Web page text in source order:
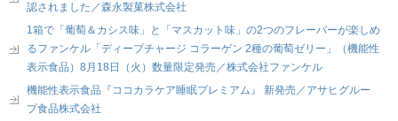
認されました／森永製菓株式会社
1箱で「葡萄＆カシス味」と「マスカット味」の2つのフレーバーが楽しめ
るファンケル「ディープチャージ コラーゲン 2種の葡萄ゼリー」（機能性
表示食品）8月18日（火）数量限定発売／株式会社ファンケル
機能性表示食品『ココカラケア睡眠プレミアム』 新発売／アサヒグルー
プ食品株式会社